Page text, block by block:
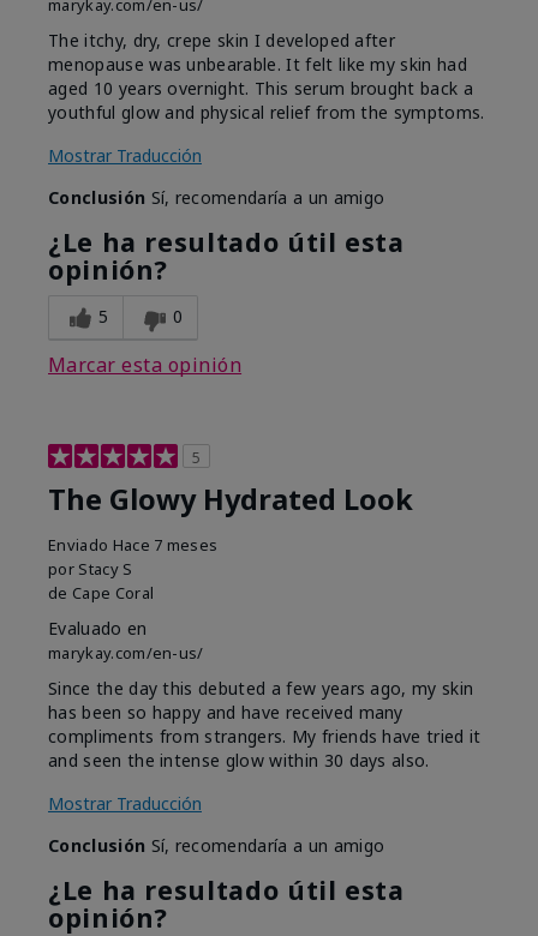
marykay.com/en-us/
The itchy, dry, crepe skin I developed after
menopause was unbearable. It felt like my skin had
aged 10 years overnight. This serum brought back a
youthful glow and physical relief from the symptoms.
Mostrar Traducción
Conclusión Sí, recomendaría a un amigo
¿Le ha resultado útil esta
opinión?
5 0
Marcar esta opinión
5
The Glowy Hydrated Look
Enviado Hace 7 meses
por Stacy S
de Cape Coral
Evaluado en
marykay.com/en-us/
Since the day this debuted a few years ago, my skin
has been so happy and have received many
compliments from strangers. My friends have tried it
and seen the intense glow within 30 days also.
Mostrar Traducción
Conclusión Sí, recomendaría a un amigo
¿Le ha resultado útil esta
opinión?